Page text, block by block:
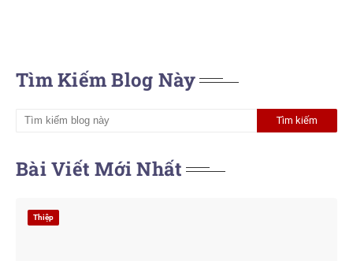
Tìm Kiếm Blog Này
Bài Viết Mới Nhất
Thiệp